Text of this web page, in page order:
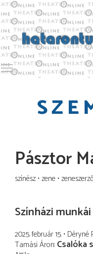
Toggle main menu
Pásztor
színész zene
Színházi
2025. február 15. Déryné
Tamási Áron Csalóka